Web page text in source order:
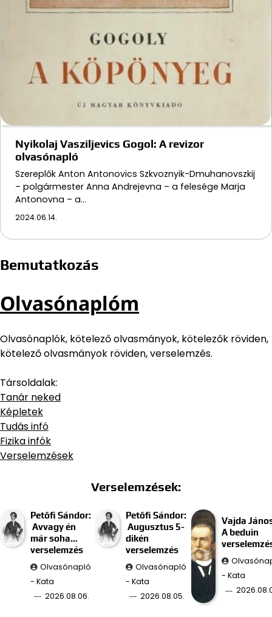
Nyikolaj Vasziljevics Gogol: A revizor
olvasónapló
Szereplők Anton Antonovics Szkvoznyik-Dmuhanovszkij
– polgármester Anna Andrejevna – a felesége Marja
Antonovna – a…
2024.06.14.
Bemutatkozás
Olvasónaplóm
Olvasónaplók, kötelező olvasmányok, kötelezők röviden,
kötelező olvasmányok röviden, verselemzés.
Társoldalak:
Tanár neked
Képletek
Tudás infó
Fizika infók
Verselemzések
Verselemzések:
Petőfi Sándor:
Avvagy én
már soha…
verselemzés
Olvasónapló
- Kata
2026.08.06.
Petőfi Sándor:
Augusztus 5-
dikén
verselemzés
Olvasónapló
- Kata
2026.08.05.
Vajda
A beduin
- Kata